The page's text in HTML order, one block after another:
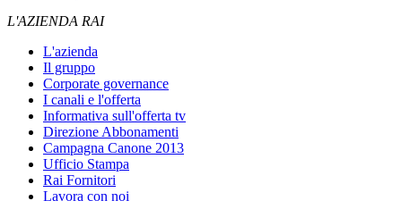
L'AZIENDA RAI
L'azienda
Il gruppo
Corporate governance
I canali e l'offerta
Informativa sull'offerta tv
Direzione Abbonamenti
Campagna Canone 2013
Ufficio Stampa
Rai Fornitori
Lavora con noi